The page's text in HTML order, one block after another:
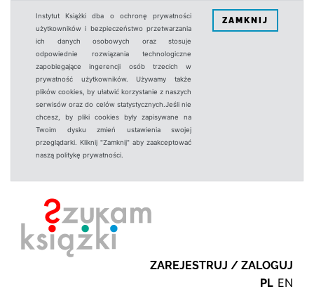
Instytut Książki dba o ochronę prywatności
użytkowników i bezpieczeństwo przetwarzania
ich danych osobowych oraz stosuje
odpowiednie rozwiązania technologiczne
zapobiegające ingerencji osób trzecich w
prywatność użytkowników. Używamy także
plików cookies, by ułatwić korzystanie z naszych
serwisów oraz do celów statystycznych.Jeśli nie
chcesz, by pliki cookies były zapisywane na
Twoim dysku zmień ustawienia swojej
przeglądarki. Kliknij "Zamknij" aby zaakceptować
naszą politykę prywatności.
ZAMKNIJ
ZAREJESTRUJ / ZALOGUJ
PL EN